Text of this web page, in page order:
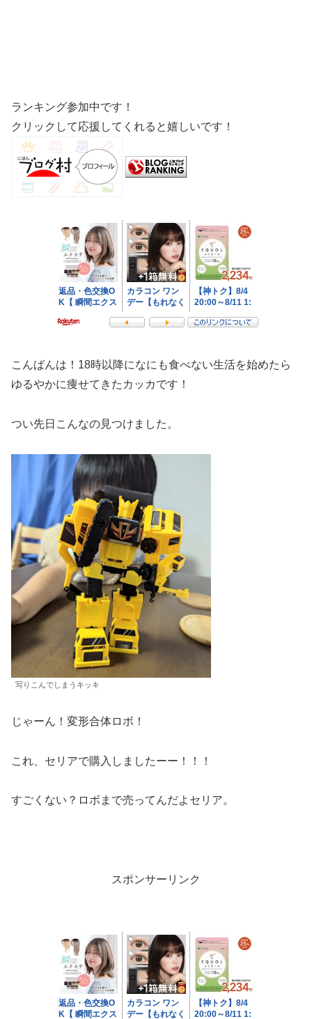
ランキング参加中です！
クリックして応援してくれると嬉しいです！
こんばんは！18時以降になにも食べない生活を始めたら
ゆるやかに痩せてきたカッカです！
つい先日こんなの見つけました。
写りこんでしまうキッキ
じゃーん！変形合体ロボ！
これ、セリアで購入しましたーー！！！
すごくない？ロボまで売ってんだよセリア。
スポンサーリンク